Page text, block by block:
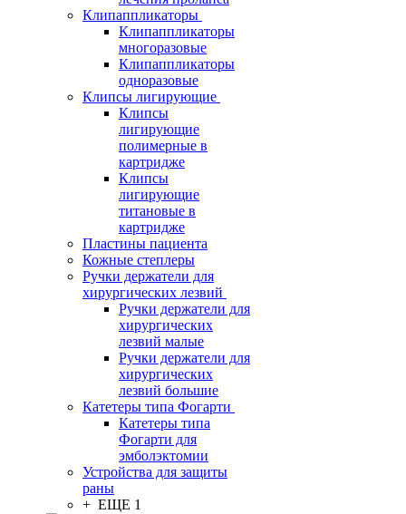
Клипаппликаторы
Клипаппликаторы
многоразовые
Клипаппликаторы
одноразовые
Клипсы лигирующие
Клипсы
лигирующие
полимерные в
картридже
Клипсы
лигирующие
титановые в
картридже
Пластины пациента
Кожные степлеры
Ручки держатели для
хирургических лезвий
Ручки держатели для
хирургических
лезвий малые
Ручки держатели для
хирургических
лезвий большие
Катетеры типа Фогарти
Катетеры типа
Фогарти для
эмболэктомии
Устройства для защиты
раны
+ ЕЩЕ 1